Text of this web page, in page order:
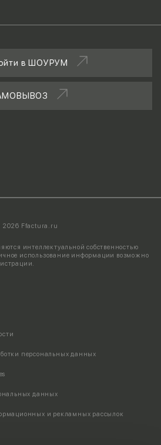
в ШОУРУМ
2026 Ffactura.ru
интеллектуальной собственностью
использование информации возможно
персональных данных
данных
и рекламных рассылок